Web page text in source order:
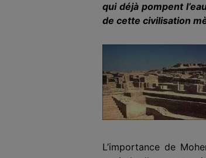
qui déjà pompent
de cette civilisation
L’importance de